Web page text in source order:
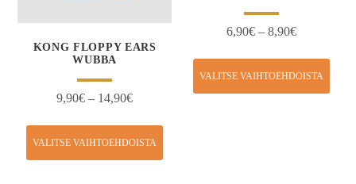
KONG FLOPPY EARS
WUBBA
9,90€ – 14,90€
VALITSE VAIHTOEHDOISTA
6,90€ – 8,90€
VALITSE VAIHTOEHDOISTA